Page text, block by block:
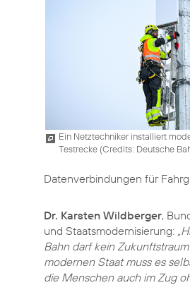
Ein Netztechniker installiert
Testrecke (Credits: Deutsche
Datenverbindungen für
Dr. Karsten Wildberger,
und Staatsmodernisierung:
Bahn darf kein
modernen Staat muss es
die Menschen auch im Zug